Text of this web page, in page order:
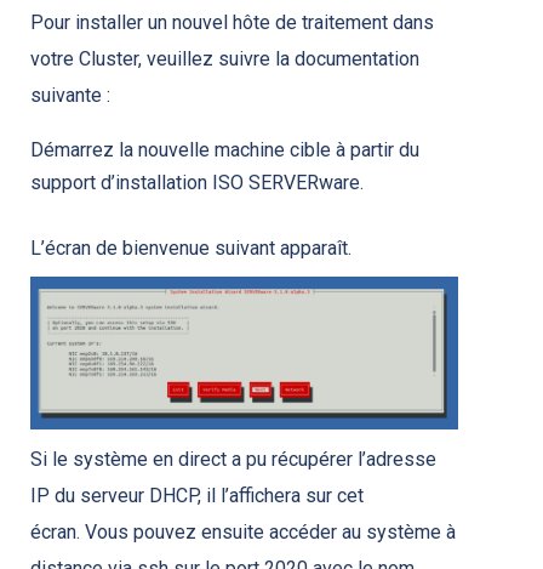
Pour installer un nouvel hôte de traitement dans
votre Cluster, veuillez suivre la documentation
suivante :
Démarrez la nouvelle machine cible à partir du
support d’installation ISO SERVERware.
L’écran de bienvenue suivant apparaît.
Si le système en direct a pu récupérer l’adresse
IP du serveur DHCP, il l’affichera sur cet
écran. Vous pouvez ensuite accéder au système à